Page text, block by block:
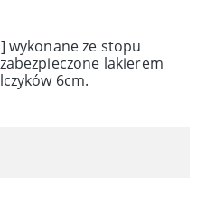
wykonane ze stopu
lakierem
6cm.